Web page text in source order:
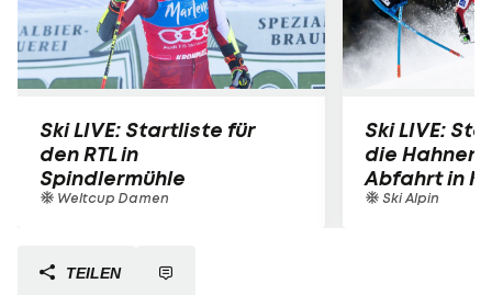
Ski LIVE: Startliste für
den RTL in
Spindlermühle
Weltcup Damen
Ski LIVE:
die
Abfahrt in
Ski Alpin
TEILEN